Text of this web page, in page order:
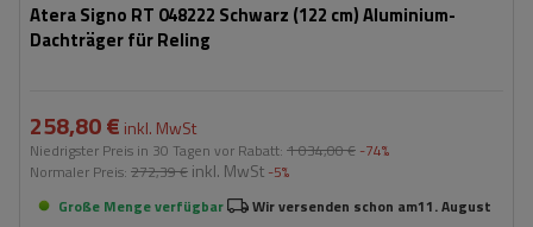
Atera Signo RT 048222 Schwarz (122 cm) Aluminium-
Dachträger für Reling
258,80 € inkl. MwSt
Niedrigster Preis in 30 Tagen vor Rabatt: 1 034,00 € -74%
Normaler Preis: 272,39 € inkl. MwSt -5%
Große Menge verfügbar
Wir versenden schon am11. August